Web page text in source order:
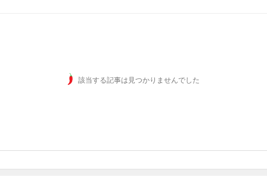
該当する記事は見つかりませんでした